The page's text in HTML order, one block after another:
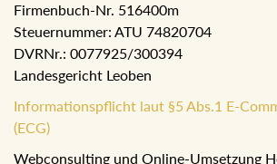
Firmenbuch-Nr. 516400m
Steuernummer: ATU 74820704
DVRNr.: 0077925/300394
Landesgericht Leoben
Informationspflicht laut §5 Abs.1 E-
(ECG)
Webconsulting und Online-Umsetzung